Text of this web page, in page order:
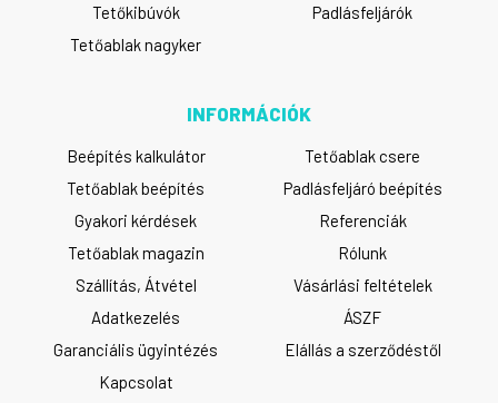
Tetőkibúvók
Padlásfeljárók
Tetőablak nagyker
INFORMÁCIÓK
Beépítés kalkulátor
Tetőablak csere
Tetőablak beépítés
Padlásfeljáró beépítés
Gyakori kérdések
Referenciák
Tetőablak magazin
Rólunk
Szállítás, Átvétel
Vásárlási feltételek
Adatkezelés
ÁSZF
Garanciális ügyintézés
Elállás a szerződéstől
Kapcsolat